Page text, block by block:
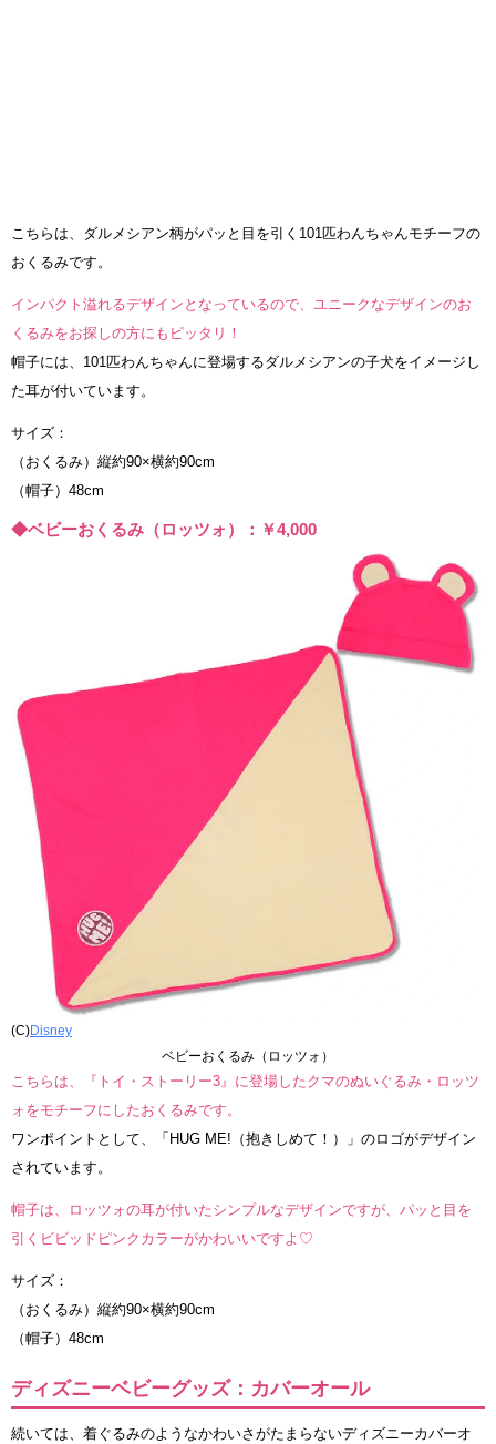
こちらは、ダルメシアン柄がパッと目を引く101匹わんちゃんモチーフの
おくるみです。
インパクト溢れるデザインとなっているので、ユニークなデザインのお
くるみをお探しの方にもピッタリ！
帽子には、101匹わんちゃんに登場するダルメシアンの子犬をイメージし
た耳が付いています。
サイズ：
（おくるみ）縦約90×横約90cm
（帽子）48cm
◆ベビーおくるみ（ロッツォ）：￥4,000
(C)Disney
ベビーおくるみ（ロッツォ）
こちらは、『トイ・ストーリー3』に登場したクマのぬいぐるみ・ロッツ
ォをモチーフにしたおくるみです。
ワンポイントとして、「HUG ME!（抱きしめて！）」のロゴがデザイン
されています。
帽子は、ロッツォの耳が付いたシンプルなデザインですが、パッと目を
引くビビッドピンクカラーがかわいいですよ♡
サイズ：
（おくるみ）縦約90×横約90cm
（帽子）48cm
ディズニーベビーグッズ：カバーオール
続いては、着ぐるみのようなかわいさがたまらないディズニーカバーオ